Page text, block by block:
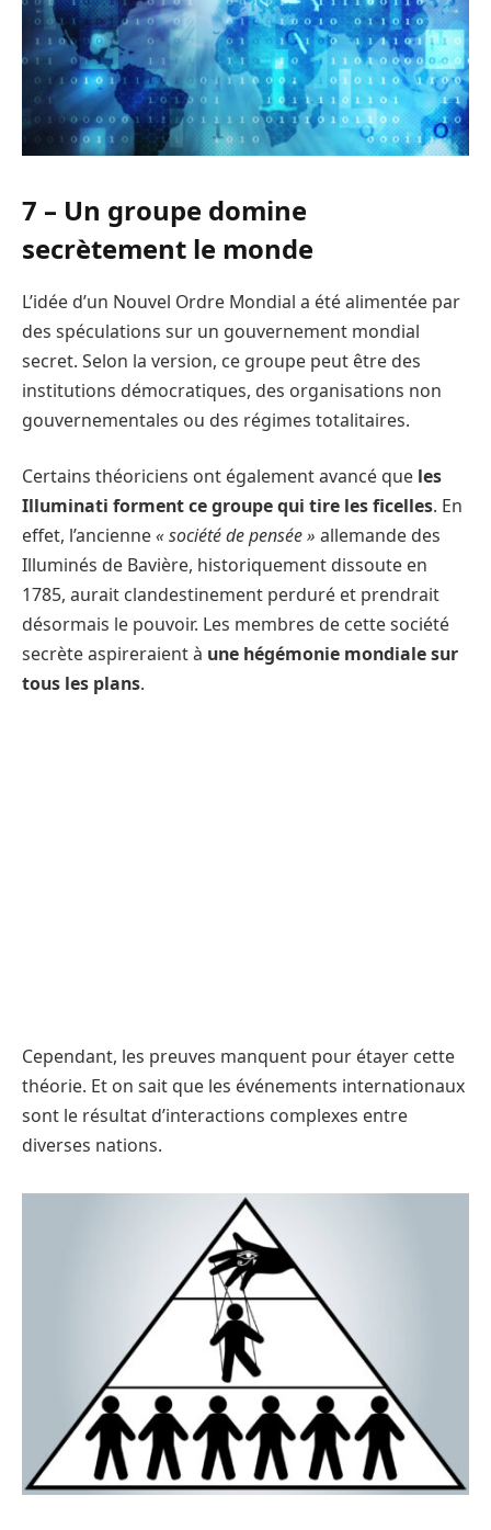
7 – Un groupe domine
secrètement le monde
L’idée d’un Nouvel Ordre Mondial a été alimentée par
des spéculations sur un gouvernement mondial
secret. Selon la version, ce groupe peut être des
institutions démocratiques, des organisations non
gouvernementales ou des régimes totalitaires.
Certains théoriciens ont également avancé que les
Illuminati forment ce groupe qui tire les ficelles. En
effet, l’ancienne« société de pensée » allemande des
Illuminés de Bavière, historiquement dissoute en
1785, aurait clandestinement perduré et prendrait
désormais le pouvoir. Les membres de cette société
secrète aspireraient à une hégémonie mondiale sur
tous les plans.
Cependant, les preuves manquent pour étayer cette
théorie. Et on sait que les événements internationaux
sont le résultat d’interactions complexes entre
diverses nations.